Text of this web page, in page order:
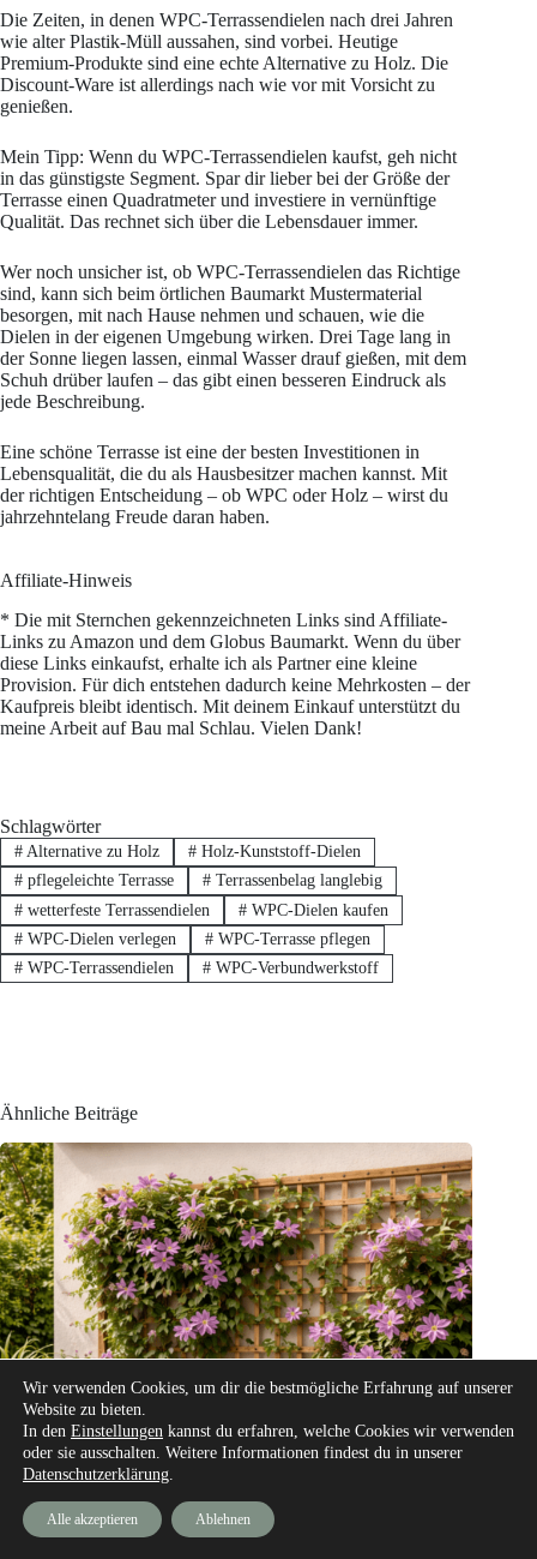
Die Zeiten, in denen WPC-Terrassendielen nach drei Jahren
wie alter Plastik-Müll aussahen, sind vorbei. Heutige
Premium-Produkte sind eine echte Alternative zu Holz. Die
Discount-Ware ist allerdings nach wie vor mit Vorsicht zu
genießen.
Mein Tipp: Wenn du WPC-Terrassendielen kaufst, geh nicht
in das günstigste Segment. Spar dir lieber bei der Größe der
Terrasse einen Quadratmeter und investiere in vernünftige
Qualität. Das rechnet sich über die Lebensdauer immer.
Wer noch unsicher ist, ob WPC-Terrassendielen das Richtige
sind, kann sich beim örtlichen Baumarkt Mustermaterial
besorgen, mit nach Hause nehmen und schauen, wie die
Dielen in der eigenen Umgebung wirken. Drei Tage lang in
der Sonne liegen lassen, einmal Wasser drauf gießen, mit dem
Schuh drüber laufen – das gibt einen besseren Eindruck als
jede Beschreibung.
Eine schöne Terrasse ist eine der besten Investitionen in
Lebensqualität, die du als Hausbesitzer machen kannst. Mit
der richtigen Entscheidung – ob WPC oder Holz – wirst du
jahrzehntelang Freude daran haben.
Affiliate-Hinweis
* Die mit Sternchen gekennzeichneten Links sind Affiliate-
Links zu Amazon und dem Globus Baumarkt. Wenn du über
diese Links einkaufst, erhalte ich als Partner eine kleine
Provision. Für dich entstehen dadurch keine Mehrkosten – der
Kaufpreis bleibt identisch. Mit deinem Einkauf unterstützt du
meine Arbeit auf Bau mal Schlau. Vielen Dank!
Schlagwörter
#Alternative zu Holz #Holz-Kunststoff-Dielen
#pflegeleichte Terrasse #Terrassenbelag langlebig
#wetterfeste Terrassendielen #WPC-Dielen kaufen
#WPC-Dielen verlegen #WPC-Terrasse pflegen
#WPC-Terrassendielen #WPC-Verbundwerkstoff
Ähnliche Beiträge
Wir verwenden Cookies, um dir die bestmögliche Erfahrung auf unserer
Website zu bieten.
In den Einstellungen kannst du erfahren, welche Cookies wir verwenden
oder sie ausschalten. Weitere Informationen findest du in unserer
Datenschutzerklärung.
Alle akzeptieren Ablehnen